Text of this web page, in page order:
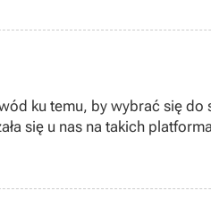
ku temu, by wybrać się do
się u nas na takich